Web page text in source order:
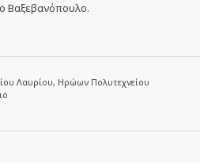
Βαξεβανόπουλο.
Λαυρίου, Ηρώων Πολυτεχνείου